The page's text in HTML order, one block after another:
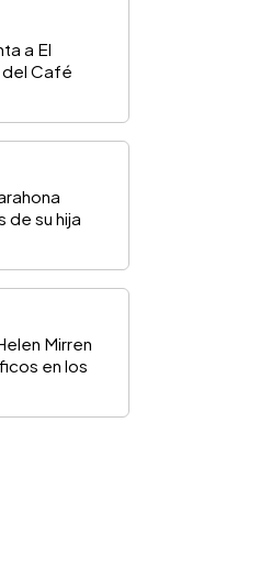
a El
del Café
de su hija
Mirren
en los